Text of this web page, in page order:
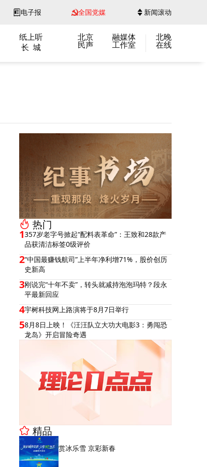
电子报 全国党媒 新闻滚动
纸上听
长 城
北京
民声
融媒体
工作室
北晚
在线
热门
1357岁老字号掀起“配料表革命”：王致和28款产
品获清洁标签0级评价
2“中国最赚钱航司”上半年净利增71%，股价创历
史新高
3刚说完“十年不卖”，转头就减持泡泡玛特？段永
平最新回应
4宇树科技网上路演将于8月7日举行
58月8日上映！《汪汪队立大功大电影3：勇闯恐
龙岛》开启冒险奇遇
精品
赏冰乐雪 京彩新春